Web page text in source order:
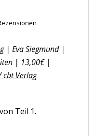
| Eva Siegmund |
| 13,00€ |
cbt Verlag
Teil 1.